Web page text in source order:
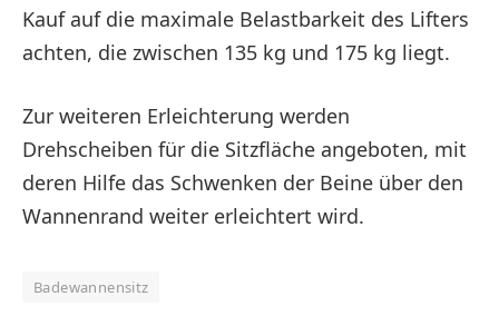
Kauf auf die maximale Belastbarkeit des Lifters
achten, die zwischen 135 kg und 175 kg liegt.
Zur weiteren Erleichterung werden
Drehscheiben für die Sitzfläche angeboten, mit
deren Hilfe das Schwenken der Beine über den
Wannenrand weiter erleichtert wird.
Badewannensitz